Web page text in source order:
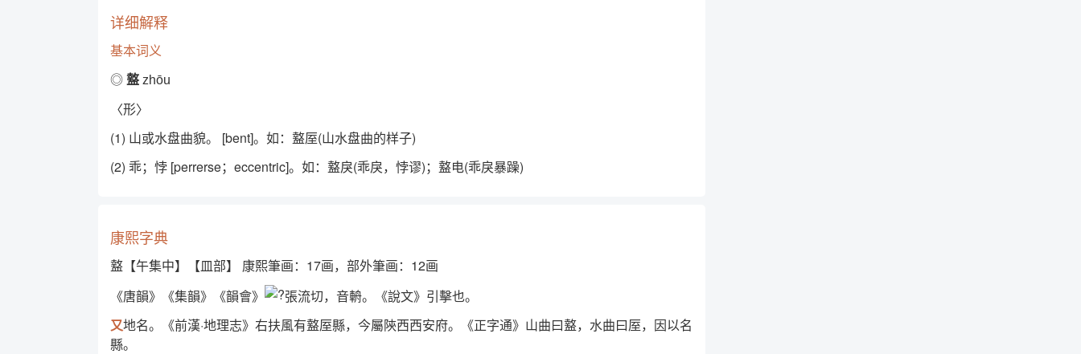
详细解释
基本词义
◎盩 zhōu
〈形〉
(1) 山或水盘曲貌。 [bent]。如：盩厔(山水盘曲的样子)
(2) 乖；悖 [perrerse；eccentric]。如：盩戾(乖戾，悖谬)；盩电(乖戾暴躁)
康熙字典
盩【午集中】【皿部】 康熙筆画：17画，部外筆画：12画
《唐韻》《集韻》《韻會》
張流切，音輈。《說文》引擊也。
又地名。《前漢·地理志》右扶風有盩厔縣，今屬陝西西安府。《正字通》山曲曰盩，水曲曰厔，因以名
縣。